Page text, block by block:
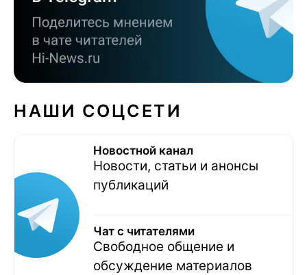
НАШИ СОЦСЕТИ
Новостной канал
Новости, статьи и анонсы
публикаций
Чат с читателями
Свободное общение и
обсуждение материалов